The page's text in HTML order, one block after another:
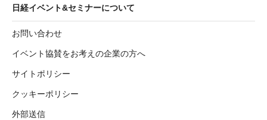
日経イベント&セミナーについて
お問い合わせ
イベント協賛をお考えの企業の方へ
サイトポリシー
クッキーポリシー
外部送信